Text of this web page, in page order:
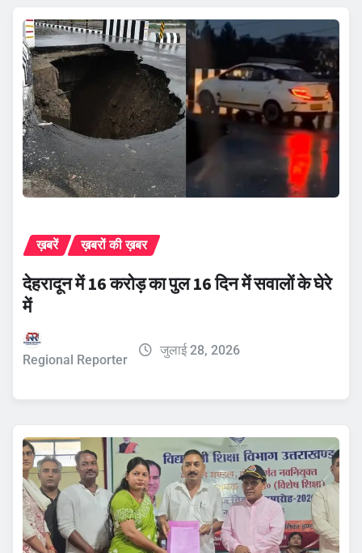
ख़बरें ख़बरों की ख़बर
देहरादून में 16 करोड़ का पुल 16 दिन में सवालों के घेरे
में
Regional Reporter
जुलाई 28, 2026